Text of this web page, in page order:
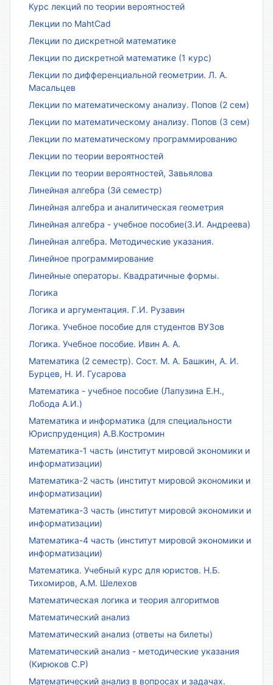
Курс лекций по теории вероятностей
Лекции по MahtCad
Лекции по дискретной математике
Лекции по дискретной математике (1 курс)
Лекции по дифференциальной геометрии. Л. А.
Масальцев
Лекции по математическому анализу. Попов (2 сем)
Лекции по математическому анализу. Попов (3 сем)
Лекции по математическому программированию
Лекции по теории вероятностей
Лекции по теории вероятностей, Завьялова
Линейная алгебра (3й семестр)
Линейная алгебра и аналитическая геометрия
Линейная алгебра - учебное пособие(З.И. Андреева)
Линейная алгебра. Методические указания.
Линейное программирование
Линейные операторы. Квадратичные формы.
Логика
Логика и аргументация. Г.И. Рузавин
Логика. Учебное пособие для студентов ВУЗов
Логика. Учебное пособие. Ивин А. А.
Математика (2 семестр). Сост. М. А. Башкин, А. И.
Бурцев, Н. И. Гусарова
Математика - учебное пособие (Лапузина Е.Н.,
Лобода А.И.)
Математика и информатика (для специальности
Юриспруденция) А.В.Костромин
Математика-1 часть (институт мировой экономики и
информатизации)
Математика-2 часть (институт мировой экономики и
информатизации)
Математика-3 часть (институт мировой экономики и
информатизации)
Математика-4 часть (институт мировой экономики и
информатизации)
Математика. Учебный курс для юристов. Н.Б.
Тихомиров, А.М. Шелехов
Математическая логика и теория алгоритмов
Математический анализ
Математический анализ (ответы на билеты)
Математический анализ - методические указания
(Кирюков С.Р)
Математический анализ в вопросах и задачах.